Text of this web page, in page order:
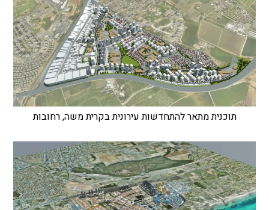
תוכנית מתאר להתחדשות עירונית בקרית משה, רחובות